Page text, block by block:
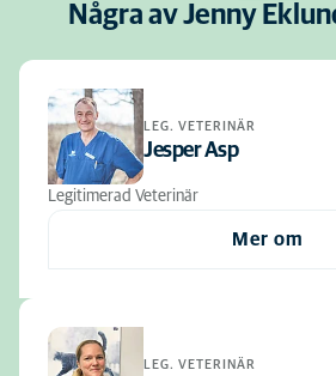
Några av Jenny
LEG. VETERINÄR
Jesper Asp
Legitimerad Veterinär
Mer om
LEG. VETERINÄR